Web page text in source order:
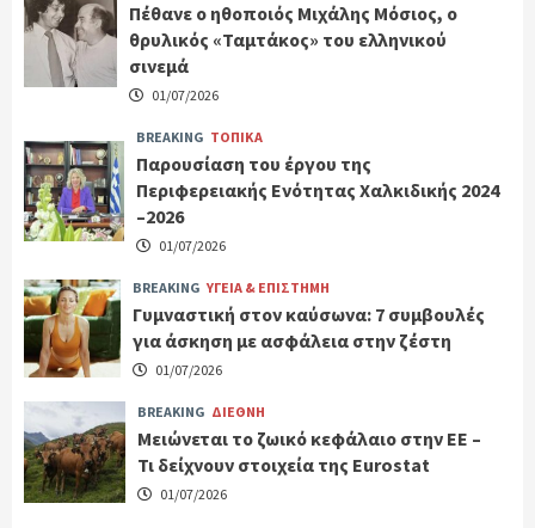
Πέθανε ο ηθοποιός Μιχάλης Μόσιος, ο
θρυλικός «Ταμτάκος» του ελληνικού
σινεμά
01/07/2026
BREAKING ΤΟΠΙΚΑ
Παρουσίαση του έργου της
Περιφερειακής Ενότητας Χαλκιδικής 2024
–2026
01/07/2026
BREAKING ΥΓΕΙΑ & ΕΠΙΣΤΗΜΗ
Γυμναστική στον καύσωνα: 7 συμβουλές
για άσκηση με ασφάλεια στην ζέστη
01/07/2026
BREAKING ΔΙΕΘΝΗ
Μειώνεται το ζωικό κεφάλαιο στην ΕΕ –
Τι δείχνουν στοιχεία της Eurostat
01/07/2026